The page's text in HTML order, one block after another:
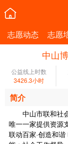
志愿动态 志愿
中山
公益线上时数
3426.3小时
简介
中山市联和社
唯一一家提供资源
联动百家·创造和